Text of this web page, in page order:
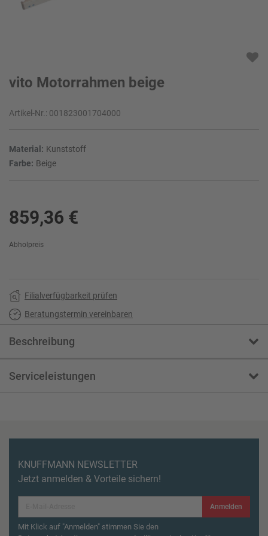
vito Motorrahmen beige
Artikel-Nr.: 001823001704000
Material: Kunststoff
Farbe: Beige
859,36 €
Abholpreis
Filialverfügbarkeit prüfen
Beratungstermin vereinbaren
Beschreibung
Serviceleistungen
KNUFFMANN NEWSLETTER
Jetzt anmelden & Vorteile sichern!
Anmelden
Mit Klick auf "Anmelden" stimmen Sie den